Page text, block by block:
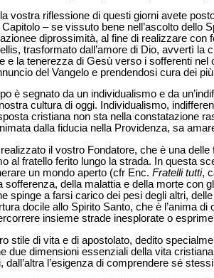
vostra riflessione di questi giorni avete
– se vissuto bene nell’ascolto dello
diprossimità, al fine di realizzare
trasformato dall’amore di Dio, avvertì la
e la tenerezza di Gesù verso i sofferenti nel
del Vangelo e prendendosi cura dei
è segnato da un individualismo e da
cultura di oggi. Individualismo,
cristiana non sta nella constatazione
dalla fiducia nella Providenza, sa
il vostro Fondatore, che è una
al fratello ferito lungo la strada. In questa
un mondo aperto (cfr Enc. Fratelli tutti,
sofferenza, della malattia e della morte
spinge a farsi carico dei pesi degli altri,
docile allo Spirito Santo, che è l’anima
insieme strade inesplorate o
stile di vita e di apostolato, dedito
due dimensioni essenziali della vita
dall’altra l’esigenza di comprendere sé